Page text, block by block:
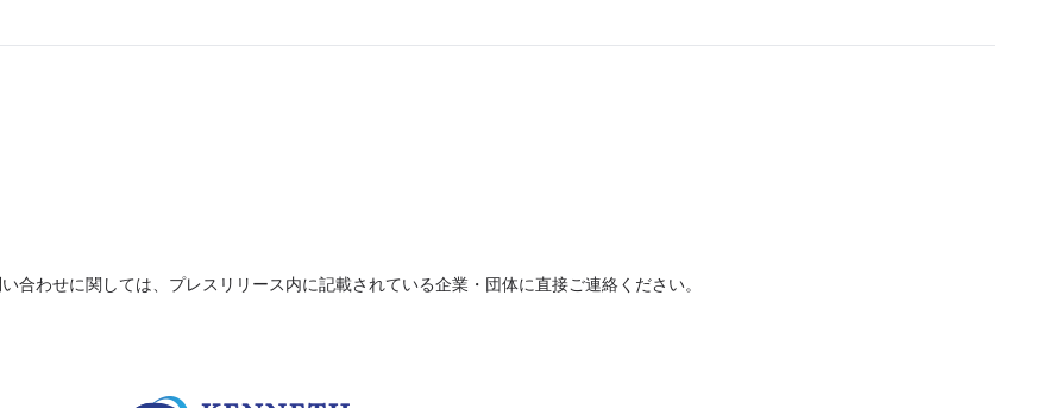
合わせに関しては、プレスリリース内に記載されている企業・団体に直接ご連絡ください。